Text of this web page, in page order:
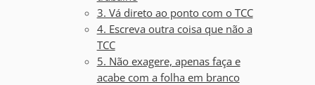
3. Vá direto ao ponto com o TCC
4. Escreva outra coisa que não a
TCC
5. Não exagere, apenas faça e
acabe com a folha em branco